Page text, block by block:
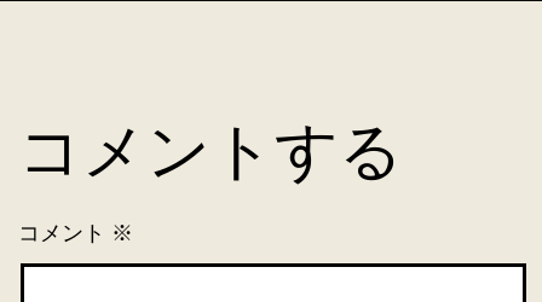
コメントする
コメント ※